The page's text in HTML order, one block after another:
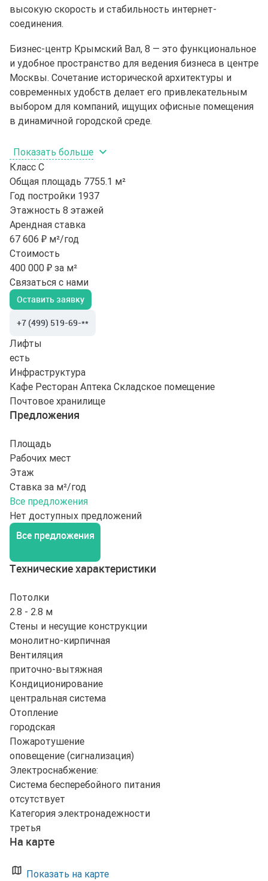
высокую скорость и стабильность интернет-
соединения.
Бизнес-центр Крымский Вал, 8 — это функциональное
и удобное пространство для ведения бизнеса в центре
Москвы. Сочетание исторической архитектуры и
современных удобств делает его привлекательным
выбором для компаний, ищущих офисные помещения
в динамичной городской среде.
Показать больше
Класс C
Общая площадь 7755.1 м²
Год постройки 1937
Этажность 8 этажей
Арендная ставка
67 606 ₽ м²/год
Стоимость
400 000 ₽ за м²
Связаться с нами
Оставить заявку
+7 (499) 519-69-**
Лифты
есть
Инфраструктура
Кафе Ресторан Аптека Складское помещение
Почтовое хранилище
Предложения
Площадь
Рабочих мест
Этаж
Ставка за м²/год
Все предложения
Нет доступных предложений
Все предложения
Технические характеристики
Потолки
2.8 - 2.8 м
Стены и несущие конструкции
монолитно-кирпичная
Вентиляция
приточно-вытяжная
Кондиционирование
центральная система
Отопление
городская
Пожаротушение
оповещение (сигнализация)
Электроснабжение:
Система бесперебойного питания
отсутствует
Категория электронадежности
третья
На карте
Показать на карте